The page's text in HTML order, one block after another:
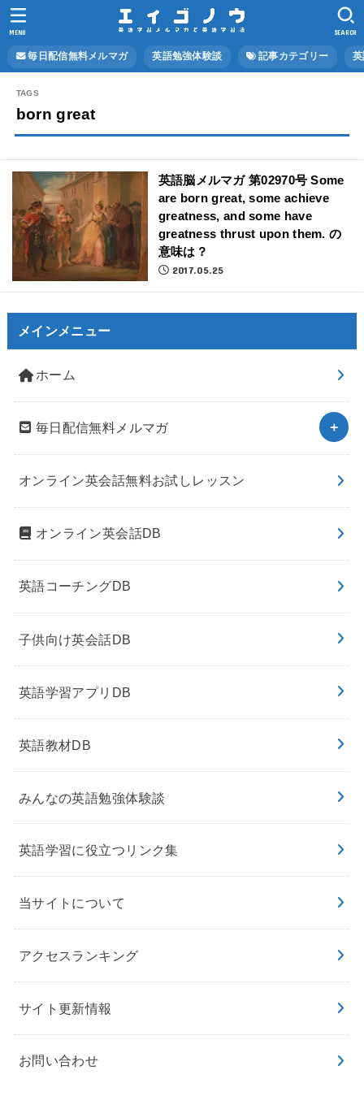
毎日配信無料メルマガ 英語勉強体験談 記事カテゴリー
SEARCH
MENU
born great
英語脳メルマガ 第02970号 Some
are born great, some achieve
greatness, and some have
greatness thrust upon them. の
意味は？
2017.05.25
メインメニュー
ホーム
毎日配信無料メルマガ
オンライン英会話無料お試しレッスン
オンライン英会話DB
英語コーチングDB
子供向け英会話DB
英語学習アプリDB
英語教材DB
みんなの英語勉強体験談
英語学習に役立つリンク集
当サイトについて
アクセスランキング
サイト更新情報
お問い合わせ